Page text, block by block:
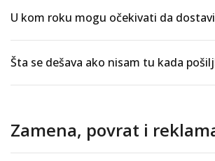
U kom roku mogu očekivati da
Šta se dešava ako nisam tu kada
Zamena, povrat i